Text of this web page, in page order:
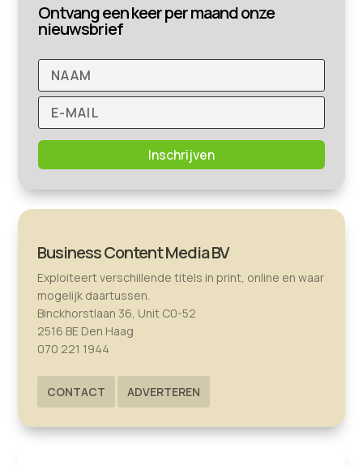
Ontvang een keer per maand onze
nieuwsbrief
Inschrijven
Business Content Media BV
Exploiteert verschillende titels in print, online en waar
mogelijk daartussen.
Binckhorstlaan 36, Unit C0-52
2516 BE Den Haag
070 221 1944
CONTACT ADVERTEREN